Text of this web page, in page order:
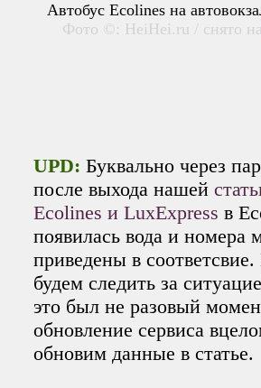
Автобус Ecolines на
Фото ©: HeiHei.ru / снято
UPD: Буквально через
после выхода нашей
Ecolines и LuxExpressв
появилась вода и номера
приведены в
будем следить за
это был не разовый
обновление сервиса
обновим данные в статье.